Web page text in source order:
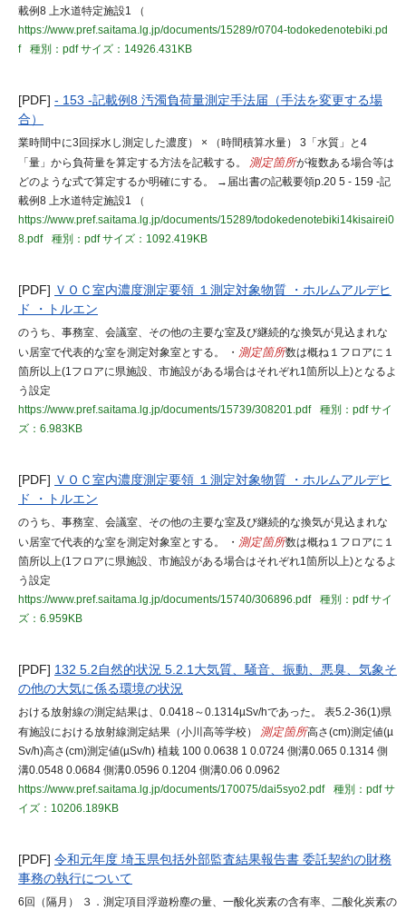
載例8 上水道特定施設1 （
https://www.pref.saitama.lg.jp/documents/15289/r0704-todokedenotebiki.pd
f
種別：pdfサイズ：14926.431KB
[PDF] - 153 -記載例8 汚濁負荷量測定手法届（手法を変更する場
合）
業時間中に3回採水し測定した濃度） × （時間積算水量） 3「水質」と4
「量」から負荷量を算定する方法を記載する。 測定箇所が複数ある場合等は
どのような式で算定するか明確にする。 →届出書の記載要領p.20 5 - 159 -記
載例8 上水道特定施設1 （
https://www.pref.saitama.lg.jp/documents/15289/todokedenotebiki14kisairei0
8.pdf
種別：pdfサイズ：1092.419KB
[PDF] ＶＯＣ室内濃度測定要領 １測定対象物質 ・ホルムアルデヒ
ド ・トルエン
のうち、事務室、会議室、その他の主要な室及び継続的な換気が見込まれな
い居室で代表的な室を測定対象室とする。 ・ 測定箇所数は概ね１フロアに１
箇所以上(1フロアに県施設、市施設がある場合はそれぞれ1箇所以上)となるよ
う設定
https://www.pref.saitama.lg.jp/documents/15739/308201.pdf
種別：pdfサイ
ズ：6.983KB
[PDF] ＶＯＣ室内濃度測定要領 １測定対象物質 ・ホルムアルデヒ
ド ・トルエン
のうち、事務室、会議室、その他の主要な室及び継続的な換気が見込まれな
い居室で代表的な室を測定対象室とする。 ・ 測定箇所数は概ね１フロアに１
箇所以上(1フロアに県施設、市施設がある場合はそれぞれ1箇所以上)となるよ
う設定
https://www.pref.saitama.lg.jp/documents/15740/306896.pdf
種別：pdfサイ
ズ：6.959KB
[PDF] 132 5.2自然的状況 5.2.1大気質、騒音、振動、悪臭、気象そ
の他の大気に係る環境の状況
おける放射線の測定結果は、0.0418～0.1314µSv/hであった。 表5.2-36(1)県
有施設における放射線測定結果（小川高等学校） 測定箇所高さ(cm)測定値(µ
Sv/h)高さ(cm)測定値(µSv/h) 植栽 100 0.0638 1 0.0724 側溝0.065 0.1314 側
溝0.0548 0.0684 側溝0.0596 0.1204 側溝0.06 0.0962
https://www.pref.saitama.lg.jp/documents/170075/dai5syo2.pdf
種別：pdfサ
イズ：10206.189KB
[PDF] 令和元年度 埼玉県包括外部監査結果報告書 委託契約の財務
事務の執行について
6回（隔月） ３．測定項目浮遊粉塵の量、一酸化炭素の含有率、二酸化炭素の